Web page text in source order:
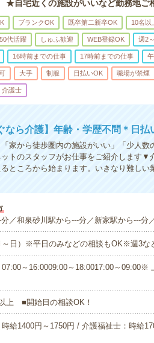
自宅近くの施設がいいなど勤務地ご
ブランクOK 既卒第二新卒OK 10名以
代活躍 しゅふ歓迎 WEB登録OK 週2
16時前までの仕事 17時前までの仕事
大手 制服 日払いOK 職場が禁煙
介護士
なら介護】年齢・学歴不問＊日
家から徒歩圏内の施設がいい」「少人数
トのスタッフがお仕事をご紹介します▼
ところから始まります。いきなり難し
／和泉砂川駅から---分／新家駅から---分
～日）※平日のみなどの相談もOK※週3な
07:00～16:0009:00～18:0017:00～
上 ■開始日の相談OK！
給1400円～1750円 / 介護福祉士：時給